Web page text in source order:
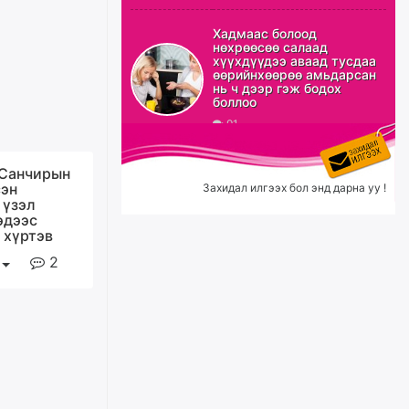
2
ХЗДХ-ын сайд С.Амарсайхан:
Авлигаар авсан хөрөнгийг
хурааж, нийгмийн сайн
сайхны хөгжилд зориулах
бөгөөд үүнийг хэд хэдэн эрх
бүхий байгууллагаас санал авна
өчигдѳр
Шатахууныг олдож байгаа
газраас нь л авч байна. Үнэ
тарифаас илүү хангамж дээр
анхаарч байна
Хадмаас болоод
нөхрөөсөө салаад
хүүхдүүдээ аваад тусдаа
өөрийнхөөрөө амьдарсан
нь ч дээр гэж бодох
боллоо
91
Захидал илгээх бол энд дарна уу !